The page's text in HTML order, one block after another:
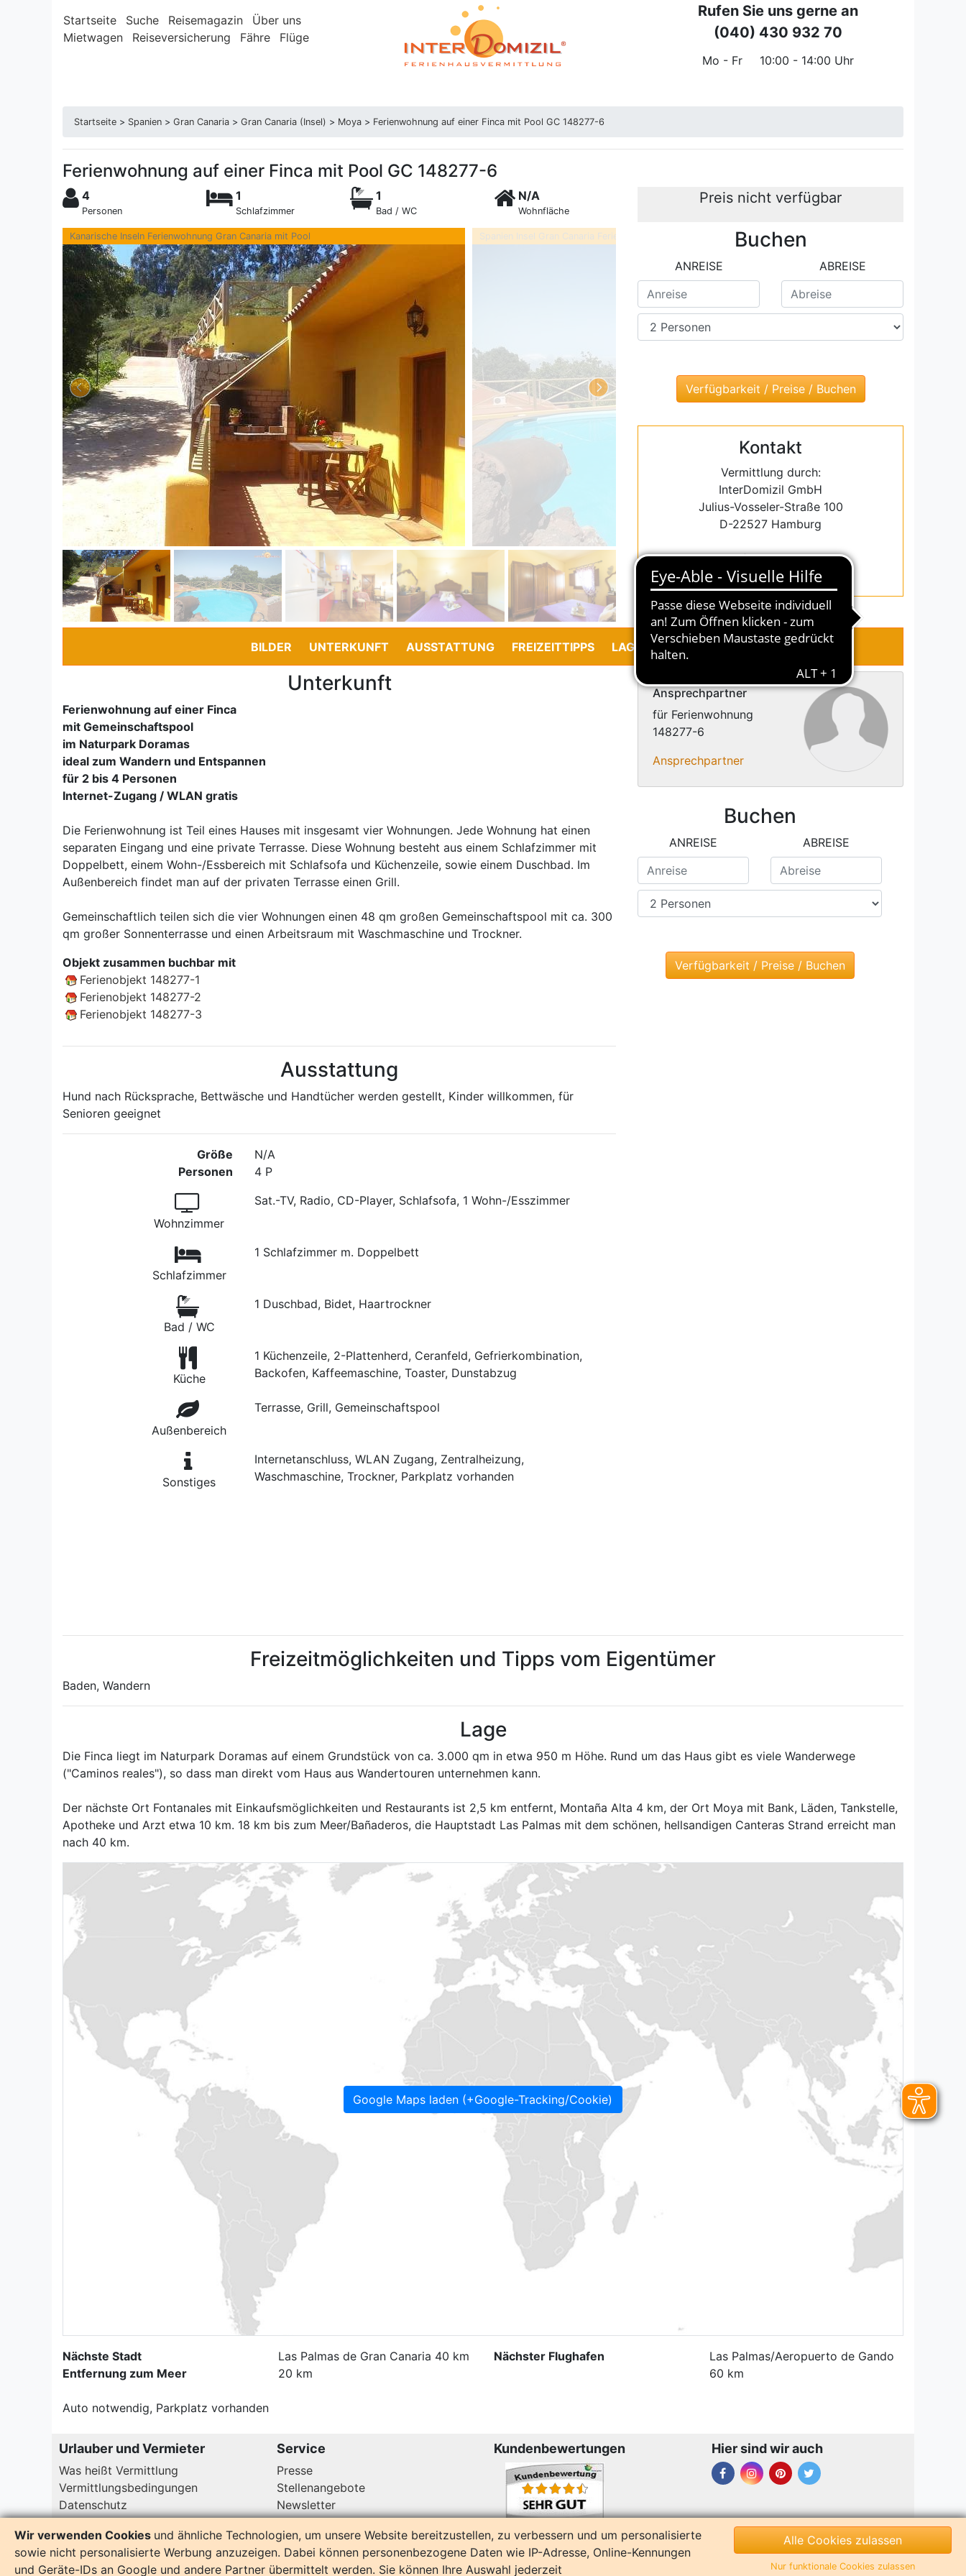
Startseite Suche Reisemagazin
Über uns
Mietwagen
Reiseversicherung Fähre Flüge
Rufen Sie uns gerne an
(040) 430 932 70
Mo - Fr 10:00 - 14:00 Uhr
Startseite > Spanien > Gran Canaria > Gran Canaria (Insel) > Moya > Ferienwohnung auf einer Finca mit Pool GC 148277-6
Ferienwohnung auf einer Finca mit Pool GC 148277-6
4
Personen
1
Schlafzimmer
1
Bad / WC
N/A
Wohnfläche
Preis nicht verfügbar
Kanarische Inseln Ferienwohnung Gran Canaria mit Pool Spanien Insel Gran Canaria Ferienapartment mit Pool Buchen
ANREISE ABREISE
Kontakt
Vermittlung durch:
InterDomizil GmbH
Julius-Vosseler-Straße 100
D-22527 Hamburg
Email: info@interdomizil.de
Tel.: +49-(0)40-43093270
BILDER UNTERKUNFT AUSSTATTUNG FREIZEITTIPPS LAGE KONTAKT
Unterkunft
Ferienwohnung auf einer Finca
mit Gemeinschaftspool
im Naturpark Doramas
ideal zum Wandern und Entspannen
für 2 bis 4 Personen
Internet-Zugang / WLAN gratis
Die Ferienwohnung ist Teil eines Hauses mit insgesamt vier Wohnungen. Jede Wohnung hat einen
separaten Eingang und eine private Terrasse. Diese Wohnung besteht aus einem Schlafzimmer mit
Doppelbett, einem Wohn-/Essbereich mit Schlafsofa und Küchenzeile, sowie einem Duschbad. Im
Außenbereich findet man auf der privaten Terrasse einen Grill.
Gemeinschaftlich teilen sich die vier Wohnungen einen 48 qm großen Gemeinschaftspool mit ca. 300
qm großer Sonnenterrasse und einen Arbeitsraum mit Waschmaschine und Trockner.
Objekt zusammen buchbar mit
Ferienobjekt 148277-1
Ferienobjekt 148277-2
Ferienobjekt 148277-3
Ausstattung
Hund nach Rücksprache, Bettwäsche und Handtücher werden gestellt, Kinder willkommen, für
Senioren geeignet
Größe
Personen
N/A
4 P
Wohnzimmer
Sat.-TV, Radio, CD-Player, Schlafsofa, 1 Wohn-/Esszimmer
Schlafzimmer
1 Schlafzimmer m. Doppelbett
Bad / WC
1 Duschbad, Bidet, Haartrockner
Küche
1 Küchenzeile, 2-Plattenherd, Ceranfeld, Gefrierkombination,
Backofen, Kaffeemaschine, Toaster, Dunstabzug
Außenbereich
Terrasse, Grill, Gemeinschaftspool
Sonstiges
Internetanschluss, WLAN Zugang, Zentralheizung,
Waschmaschine, Trockner, Parkplatz vorhanden
Ansprechpartner
für Ferienwohnung
148277-6
Ansprechpartner
Buchen
ANREISE ABREISE
Freizeitmöglichkeiten und Tipps vom Eigentümer
Baden, Wandern
Lage
Die Finca liegt im Naturpark Doramas auf einem Grundstück von ca. 3.000 qm in etwa 950 m Höhe. Rund um das Haus gibt es viele Wanderwege
("Caminos reales"), so dass man direkt vom Haus aus Wandertouren unternehmen kann.
Der nächste Ort Fontanales mit Einkaufsmöglichkeiten und Restaurants ist 2,5 km entfernt, Montaña Alta 4 km, der Ort Moya mit Bank, Läden, Tankstelle,
Apotheke und Arzt etwa 10 km. 18 km bis zum Meer/Bañaderos, die Hauptstadt Las Palmas mit dem schönen, hellsandigen Canteras Strand erreicht man
nach 40 km.
Google Maps laden (+Google-Tracking/Cookie)
Nächste Stadt
Las Palmas de Gran Canaria 40 km
Entfernung zum Meer
20 km
Nächster Flughafen
Las Palmas/Aeropuerto de Gando
60 km
Auto notwendig, Parkplatz vorhanden
Urlauber und Vermieter
Was heißt Vermittlung
Vermittlungsbedingungen
Datenschutz
Service
Presse
Stellenangebote
Newsletter
Kundenbewertungen
14158 Bewertungen
Hier sind wir auch
Copyright Impressum
Wir verwenden Cookies und ähnliche Technologien, um unsere Website bereitzustellen, zu verbessern und um personalisierte
sowie nicht personalisierte Werbung anzuzeigen. Dabei können personenbezogene Daten wie IP-Adresse, Online-Kennungen
und Geräte-IDs an Google und andere Partner übermittelt werden. Sie können Ihre Auswahl jederzeit
Alle Cookies zulassen
Nur funktionale Cookies zulassen